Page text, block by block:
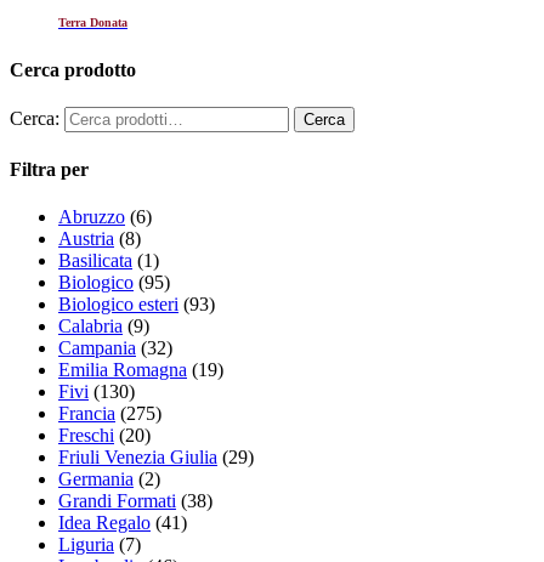
Terra Donata
Cerca prodotto
Cerca:
Filtra per
Abruzzo (6)
Austria (8)
Basilicata (1)
Biologico (95)
Biologico esteri (93)
Calabria (9)
Campania (32)
Emilia Romagna (19)
Fivi (130)
Francia (275)
Freschi (20)
Friuli Venezia Giulia (29)
Germania (2)
Grandi Formati (38)
Idea Regalo (41)
Liguria (7)